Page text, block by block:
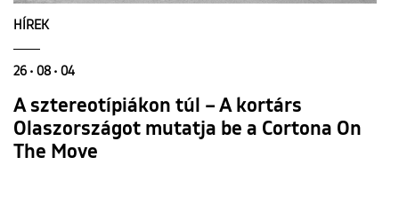
HÍREK
26 • 08 • 04
A sztereotípiákon túl – A kortárs
Olaszországot mutatja be a Cortona On
The Move